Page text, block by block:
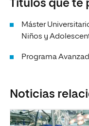
Títulos que te
Máster
Niños y
Programa
Noticias